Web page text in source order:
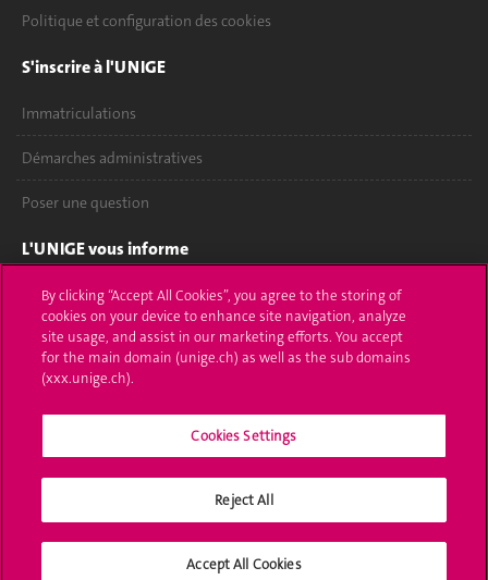
Politique et configuration des cookies
S'inscrire à l'UNIGE
Immatriculations
Démarches administratives
Poser une question
L'UNIGE vous informe
UNIGE Mobile
Médias
Offres d'emploi
Calendrier académique
Médias sociaux UNIGE
By clicking “Accept All Cookies”, you agree to the storing of
cookies on your device to enhance site navigation, analyze
site usage, and assist in our marketing efforts. You accept
for the main domain (unige.ch) as well as the sub domains
(xxx.unige.ch).
Cookies Settings
Reject All
Accept All Cookies